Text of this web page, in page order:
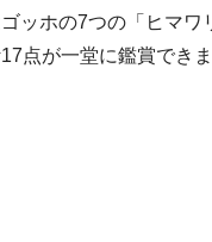
ッホの7つの「ヒマワ
点が一堂に鑑賞できま